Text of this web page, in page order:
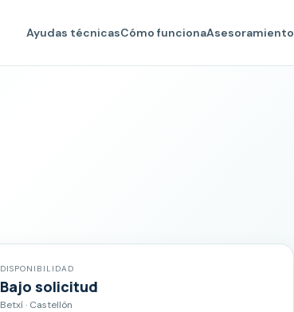
Ayudas técnicasCómo funcionaAsesoramiento
DISPONIBILIDAD
Bajo solicitud
Betxí · Castellón